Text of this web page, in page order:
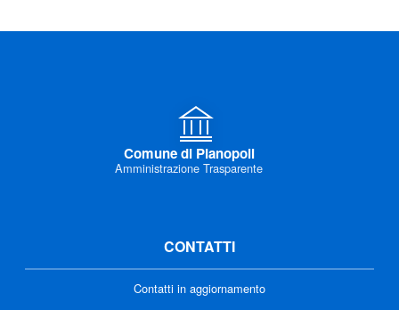
Comune di Pianopoli
Amministrazione Trasparente
CONTATTI
Contatti in aggiornamento